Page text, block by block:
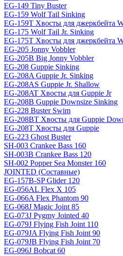
EG-149 Tiny Buster
EG-159 Wolf Tail Sinking
EG-159T Хвосты для джеркбейта
EG-175 Wolf Tail Jr. Sinking
EG-175T Хвосты для джеркбейта
EG-205 Jonny Vobbler
EG-205B Big Jonny Vobbler
EG-208 Guppie Sinking
EG-208A Guppie Jr. Sinking
EG-208AS Guppie Jr. Shallow
EG-208AT Хвосты для Guppie Jr
EG-208B Guppie Downsize Sinking
EG-228 Buster Swim
EG-208BT Хвосты для Guppie
EG-208T Хвосты для Guppie
EG-223 Ghost Buster
SH-003 Crankee Bass 160
SH-003B Crankee Bass 120
SH-002 Popper Sea Monster 160
JOINTED (Составные)
EG-157B-SP Glider 120
EG-056AL Flex X 105
EG-066A Flex Phantom 90
EG-068J Magic Joint 85
EG-073J Pygmy Jointed 40
EG-079J Flying Fish Joint 110
EG-079JA Flying Fish Joint 90
EG-079JB Flying Fish Joint 70
EG-096J Bobcat 60